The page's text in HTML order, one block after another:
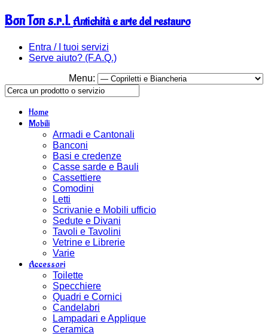
Bon Ton s.r.l.Antichità e arte del restauro
Entra / I tuoi servizi
Serve aiuto? (F.A.Q.)
Menu:
Home
Mobili
Armadi e Cantonali
Banconi
Basi e credenze
Casse sarde e Bauli
Cassettiere
Comodini
Letti
Scrivanie e Mobili ufficio
Sedute e Divani
Tavoli e Tavolini
Vetrine e Librerie
Varie
Accessori
Toilette
Specchiere
Quadri e Cornici
Candelabri
Lampadari e Applique
Ceramica